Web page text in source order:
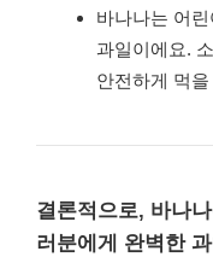
바나나는 어
과일이에요.
안전하게 먹
결론적으로, 바나
러분에게 완벽한